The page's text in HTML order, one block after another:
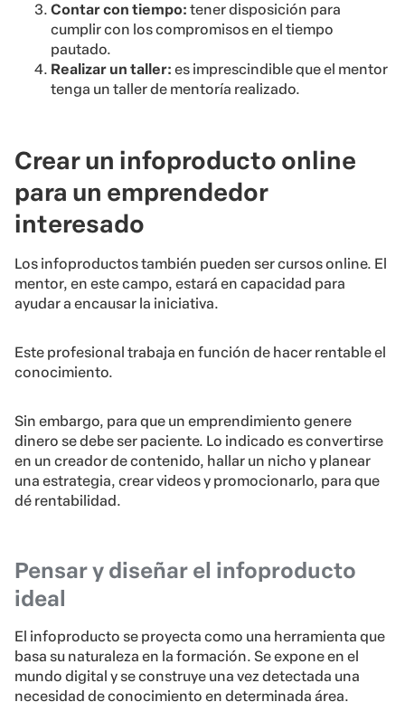
Contar con tiempo: tener disposición para
cumplir con los compromisos en el tiempo
pautado.
Realizar un taller: es imprescindible que el mentor
tenga un taller de mentoría realizado.
Crear un infoproducto online
para un emprendedor
interesado
Los infoproductos también pueden ser cursos online. El
mentor, en este campo, estará en capacidad para
ayudar a encausar la iniciativa.
Este profesional trabaja en función de hacer rentable el
conocimiento.
Sin embargo, para que un emprendimiento genere
dinero se debe ser paciente. Lo indicado es convertirse
en un creador de contenido, hallar un nicho y planear
una estrategia, crear videos y promocionarlo, para que
dé rentabilidad.
Pensar y diseñar el infoproducto
ideal
El infoproducto se proyecta como una herramienta que
basa su naturaleza en la formación. Se expone en el
mundo digital y se construye una vez detectada una
necesidad de conocimiento en determinada área.